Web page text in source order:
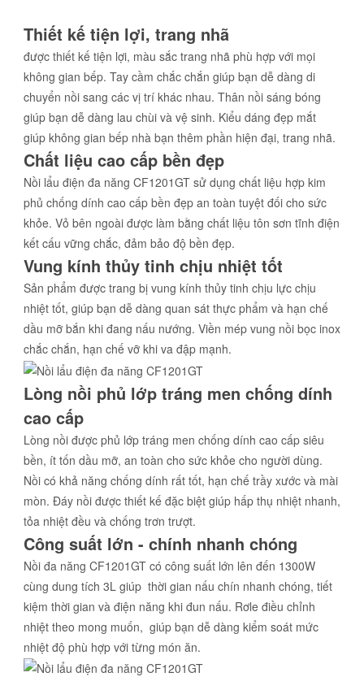
Thiết kế tiện lợi, trang nhã
được thiết kế tiện lợi, màu sắc trang nhã phù hợp với mọi
không gian bếp. Tay cầm chắc chắn giúp bạn dễ dàng di
chuyển nồi sang các vị trí khác nhau. Thân nồi sáng bóng
giúp bạn dễ dàng lau chùi và vệ sinh. Kiểu dáng đẹp mắt
giúp không gian bếp nhà bạn thêm phần hiện đại, trang nhã.
Chất liệu cao cấp bền đẹp
Nồi lẩu điện đa năng CF1201GT sử dụng chất liệu hợp kim
phủ chống dính cao cấp bền đẹp an toàn tuyệt đối cho sức
khỏe. Vỏ bên ngoài được làm bằng chất liệu tôn sơn tĩnh điện
kết cấu vững chắc, đảm bảo độ bền đẹp.
Vung kính thủy tinh chịu nhiệt tốt
Sản phẩm được trang bị vung kính thủy tinh chịu lực chịu
nhiệt tốt, giúp bạn dễ dàng quan sát thực phẩm và hạn chế
dầu mỡ bắn khi đang nấu nướng. Viền mép vung nồi bọc inox
chắc chắn, hạn chế vỡ khi va đập mạnh.
Lòng nồi phủ lớp tráng men chống dính
cao cấp
Lòng nồi được phủ lớp tráng men chống dính cao cấp siêu
bền, ít tốn dầu mỡ, an toàn cho sức khỏe cho người dùng.
Nồi có khả năng chống dính rất tốt, hạn chế trầy xước và mài
mòn. Đáy nồi được thiết kế đặc biệt giúp hấp thụ nhiệt nhanh,
tỏa nhiệt đều và chống trơn trượt.
Công suất lớn - chính nhanh chóng
Nồi đa năng CF1201GT có công suất lớn lên đến 1300W
cùng dung tích 3L giúp thời gian nấu chín nhanh chóng, tiết
kiệm thời gian và điện năng khi đun nấu. Rơle điều chỉnh
nhiệt theo mong muốn, giúp bạn dễ dàng kiểm soát mức
nhiệt độ phù hợp với từng món ăn.